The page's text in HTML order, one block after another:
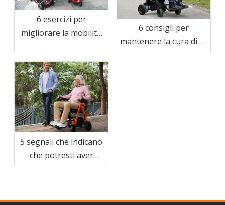
6 esercizi per
migliorare la mobilità
6 consigli per
mantenere la cura di sé
pur vivendo con
5 segnali che indicano
che potresti aver
bisogno di un ausilio